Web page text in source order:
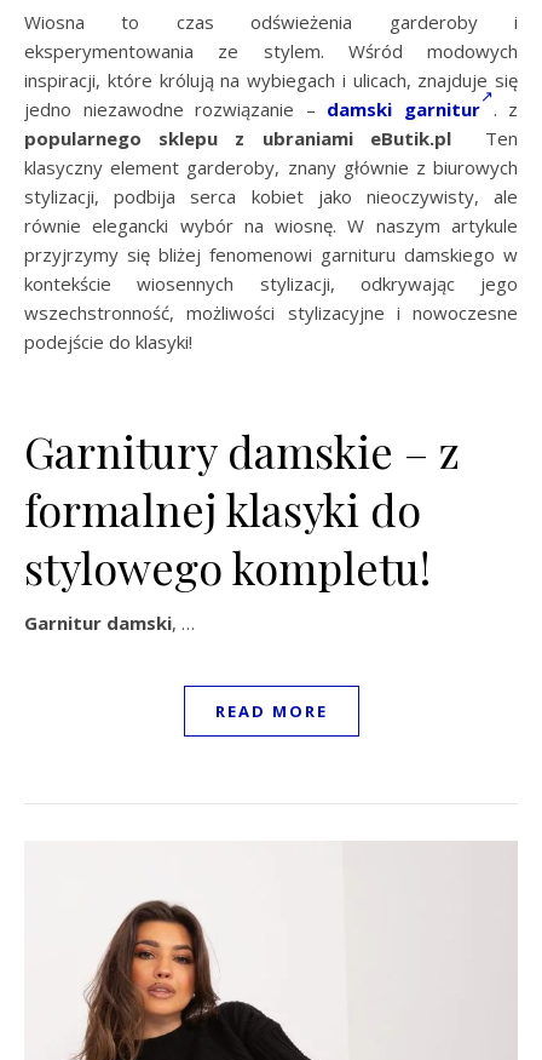
Wiosna to czas odświeżenia garderoby i
eksperymentowania ze stylem. Wśród modowych
inspiracji, które królują na wybiegach i ulicach, znajduje się
jedno niezawodne rozwiązanie – damski garnitur . z
popularnego sklepu z ubraniami eButik.plTen
klasyczny element garderoby, znany głównie z biurowych
stylizacji, podbija serca kobiet jako nieoczywisty, ale
równie elegancki wybór na wiosnę. W naszym artykule
przyjrzymy się bliżej fenomenowi garnituru damskiego w
kontekście wiosennych stylizacji, odkrywając jego
wszechstronność, możliwości stylizacyjne i nowoczesne
podejście do klasyki!
Garnitury damskie – z
formalnej klasyki do
stylowego kompletu!
Garnitur damski, …
READ MORE